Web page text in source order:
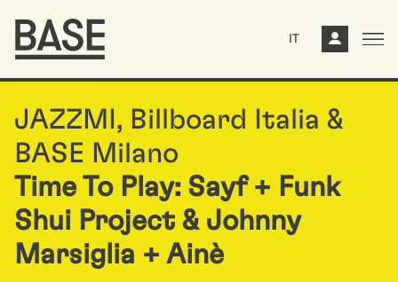
IT
JAZZMI, Billboard Italia &
BASE Milano
Time To Play: Sayf + Funk
Shui Project & Johnny
Marsiglia + Ainè